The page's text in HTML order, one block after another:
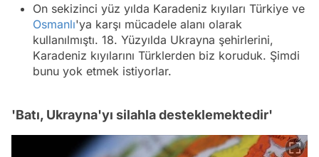
On sekizinci yüz yılda Karadeniz kıyıları Türkiye ve
Osmanlı'ya karşı mücadele alanı olarak
kullanılmıştı. 18. Yüzyılda Ukrayna şehirlerini,
Karadeniz kıyılarını Türklerden biz koruduk. Şimdi
bunu yok etmek istiyorlar.
'Batı, Ukrayna'yı silahla desteklemektedir'